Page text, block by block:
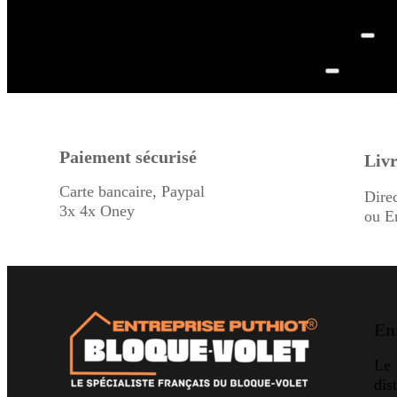
Paiement sécurisé
Carte bancaire, Paypal
3x 4x Oney
ou
Le